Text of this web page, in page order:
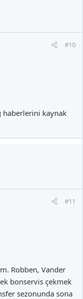
#10
haberlerini kaynak
#11
Robben, Vander
bonservis çekmek
sezonunda sona